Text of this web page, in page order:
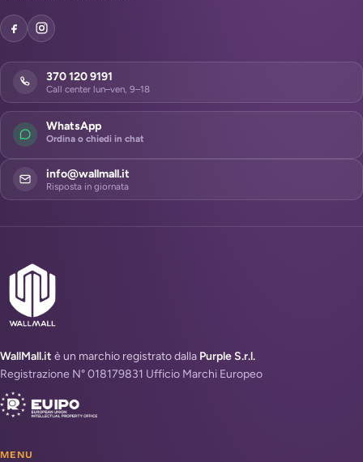
370 120 9191
Call center lun–ven, 9–18
WhatsApp
Ordina o chiedi in chat
info@wallmall.it
Risposta in giornata
WallMall.it è un marchio registrato dalla Purple S.r.l.
Registrazione N° 018179831 Ufficio Marchi Europeo
MENU